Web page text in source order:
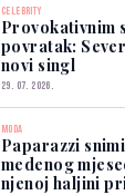
CELEBRITY
Provokativnim
povratak:
novi singl
29. 07. 2026.
MODA
Paparazzi
medenog
njenoj haljini